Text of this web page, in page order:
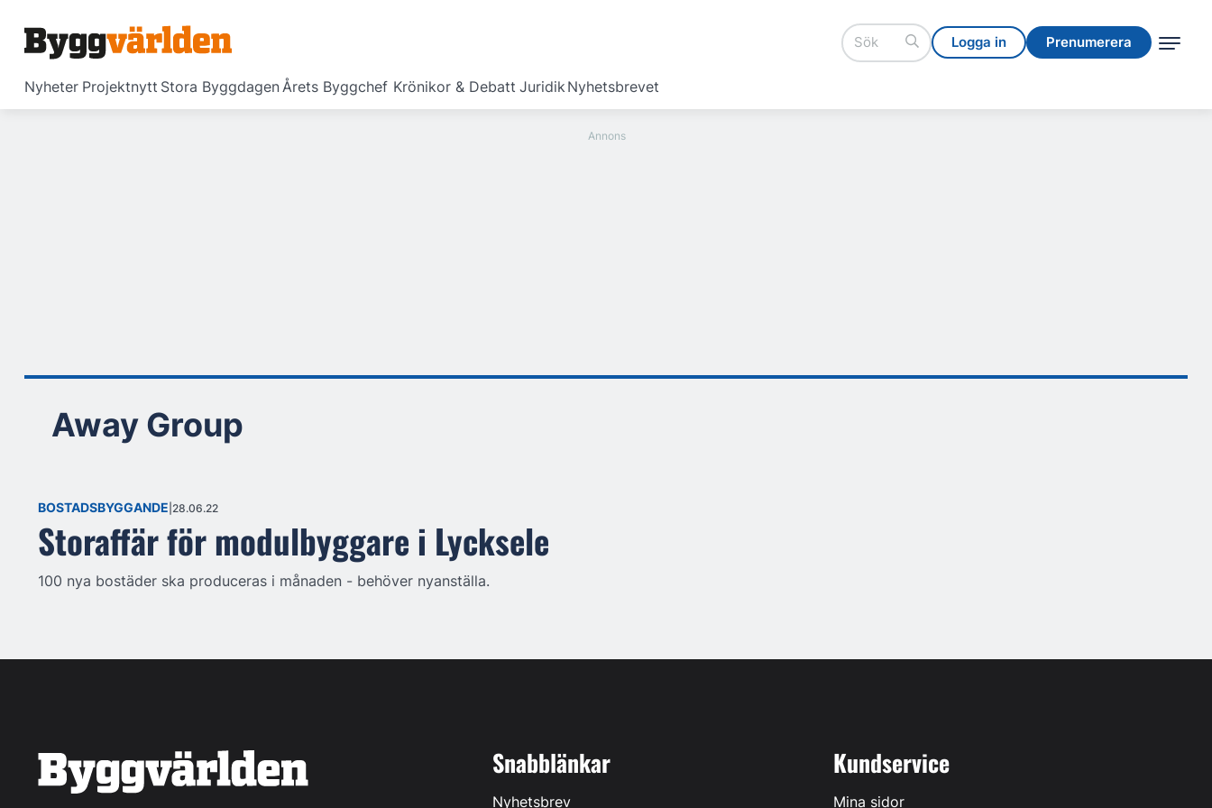
Logga in Prenumerera
Nyheter Projektnytt Stora ByggdagenÅrets Byggchef Krönikor & Debatt JuridikNyhetsbrevet
Logga in Prenumerera
Away Group
BOSTADSBYGGANDE 28.06.22
Storaffär för modulbyggare i Lycksele
100 nya bostäder ska produceras i månaden - behöver nyanställa.
Snabblänkar
Nyhetsbrev
Kundservice
Mina sidor